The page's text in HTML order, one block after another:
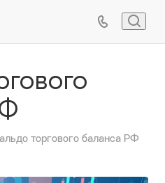
торгового баланса РФ